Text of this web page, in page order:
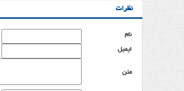
نظرات
نام
ایمیل
متن